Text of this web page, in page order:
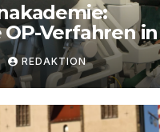
Verfahren
REDAKTION